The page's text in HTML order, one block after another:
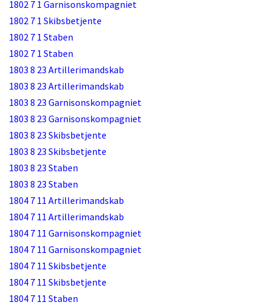
1802 7 1 Garnisonskompagniet
1802 7 1 Skibsbetjente
1802 7 1 Staben
1802 7 1 Staben
1803 8 23 Artillerimandskab
1803 8 23 Artillerimandskab
1803 8 23 Garnisonskompagniet
1803 8 23 Garnisonskompagniet
1803 8 23 Skibsbetjente
1803 8 23 Skibsbetjente
1803 8 23 Staben
1803 8 23 Staben
1804 7 11 Artillerimandskab
1804 7 11 Artillerimandskab
1804 7 11 Garnisonskompagniet
1804 7 11 Garnisonskompagniet
1804 7 11 Skibsbetjente
1804 7 11 Skibsbetjente
1804 7 11 Staben